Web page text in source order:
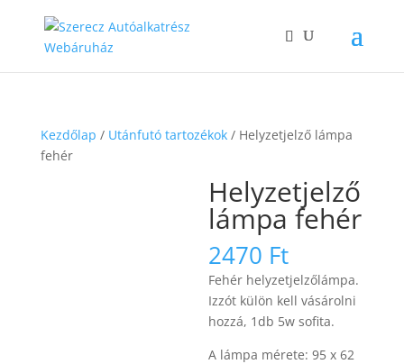
Kezdőlap / Utánfutó tartozékok/ Helyzetjelző lámpa
fehér
Helyzetjelző
lámpa fehér
2470 Ft
Fehér helyzetjelzőlámpa.
Izzót külön kell vásárolni
hozzá, 1db 5w sofita.
A lámpa mérete: 95 x 62